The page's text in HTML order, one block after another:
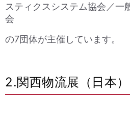
スティクスシステム協会／一
会
の7団体が主催しています。
2.関西物流展（日本）